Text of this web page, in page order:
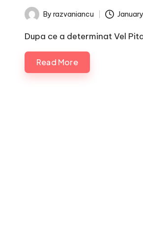
PostedBy razvaniancu
Dupa ce a determinat Vel
Read More